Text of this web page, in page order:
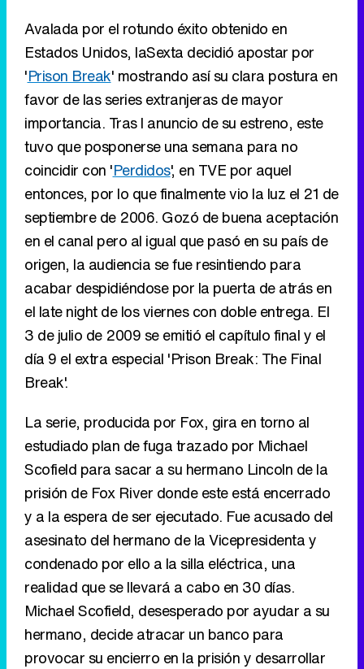
Avalada por el rotundo éxito obtenido en
Estados Unidos, laSexta decidió apostar por
'Prison Break' mostrando así su clara postura en
favor de las series extranjeras de mayor
importancia. Tras l anuncio de su estreno, este
tuvo que posponerse una semana para no
coincidir con 'Perdidos', en TVE por aquel
entonces, por lo que finalmente vio la luz el 21 de
septiembre de 2006. Gozó de buena aceptación
en el canal pero al igual que pasó en su país de
origen, la audiencia se fue resintiendo para
acabar despidiéndose por la puerta de atrás en
el late night de los viernes con doble entrega. El
3 de julio de 2009 se emitió el capítulo final y el
día 9 el extra especial 'Prison Break: The Final
Break'.
La serie, producida por Fox, gira en torno al
estudiado plan de fuga trazado por Michael
Scofield para sacar a su hermano Lincoln de la
prisión de Fox River donde este está encerrado
y a la espera de ser ejecutado. Fue acusado del
asesinato del hermano de la Vicepresidenta y
condenado por ello a la silla eléctrica, una
realidad que se llevará a cabo en 30 días.
Michael Scofield, desesperado por ayudar a su
hermano, decide atracar un banco para
provocar su encierro en la prisión y desarrollar